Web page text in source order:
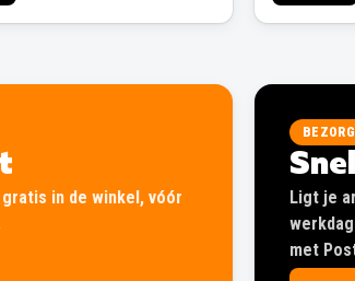
in de winkel, vóór
Ligt je
met